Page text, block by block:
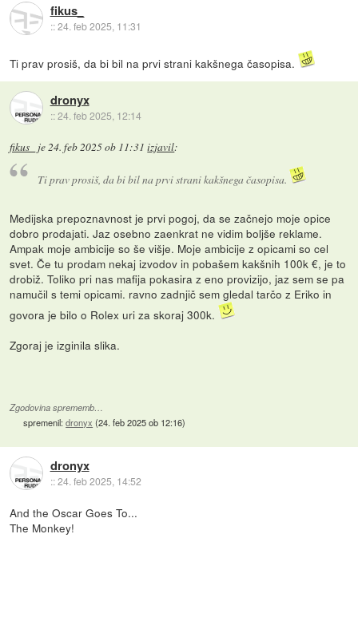
fikus_
::24. feb 2025, 11:31
Ti prav prosiš, da bi bil na prvi strani kakšnega časopisa.
dronyx
::24. feb 2025, 12:14
fikus_ je24. feb 2025 ob 11:31 izjavil:
Ti prav prosiš, da bi bil na prvi strani kakšnega časopisa.
Medijska prepoznavnost je prvi pogoj, da se začnejo moje opice
dobro prodajati. Jaz osebno zaenkrat ne vidim boljše reklame.
Ampak moje ambicije so še višje. Moje ambicije z opicami so cel
svet. Če tu prodam nekaj izvodov in pobašem kakšnih 100k €, je to
drobiž. Toliko pri nas mafija pokasira z eno provizijo, jaz sem se pa
namučil s temi opicami. ravno zadnjič sem gledal tarčo z Eriko in
govora je bilo o Rolex uri za skoraj 300k.
Zgoraj je izginila slika.
Zgodovina sprememb…
spremenil:dronyx (24. feb 2025 ob 12:16)
dronyx
::24. feb 2025, 14:52
And the Oscar Goes To...
The Monkey!